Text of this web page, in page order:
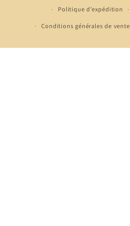
Politique d’expédition
Conditions générales de vente